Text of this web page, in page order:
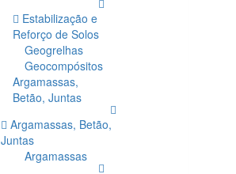
Estabilização e
Reforço de Solos
Geogrelhas
Geocompósitos
Argamassas,
Betão, Juntas
Argamassas, Betão,
Juntas
Argamassas